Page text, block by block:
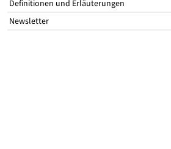
Definitionen und Erläuterungen
Newsletter